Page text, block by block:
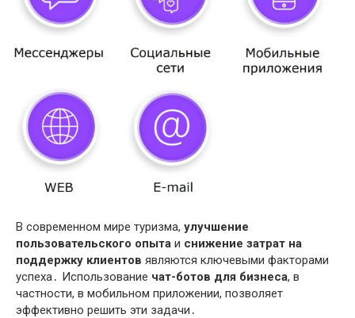
В современном мире туризма, улучшение
пользовательского опыта и снижение затрат на
поддержку клиентов являются ключевыми факторами
успеха․ Использование чат-ботов для бизнеса, в
частности, в мобильном приложении, позволяет
эффективно решить эти задачи․